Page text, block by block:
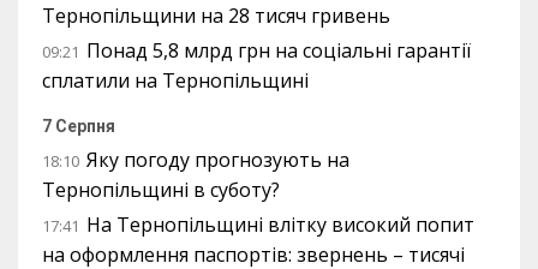
Тернопільщини на 28 тисяч гривень
09:21 Понад 5,8 млрд грн на соціальні гарантії
сплатили на Тернопільщині
7 Серпня
18:10 Яку погоду прогнозують на
Тернопільщині в суботу?
17:41 На Тернопільщині влітку високий попит
на оформлення паспортів: звернень – тисячі